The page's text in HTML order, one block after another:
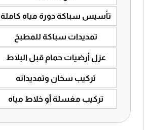
تأسيس سباكة دورة مياه كاملة
تمديدات سباكة للمطبخ
عزل أرضيات حمام قبل البلاط
تركيب سخان وتمديداته
تركيب مغسلة أو خلاط مياه